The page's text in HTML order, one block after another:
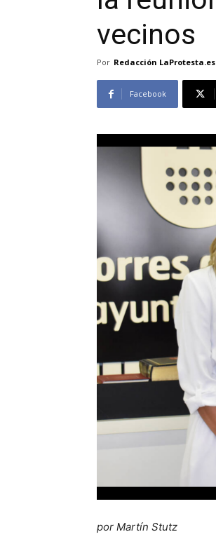
vecinos
Por Redacción LaProtesta.es
Facebook
por Martín Stutz